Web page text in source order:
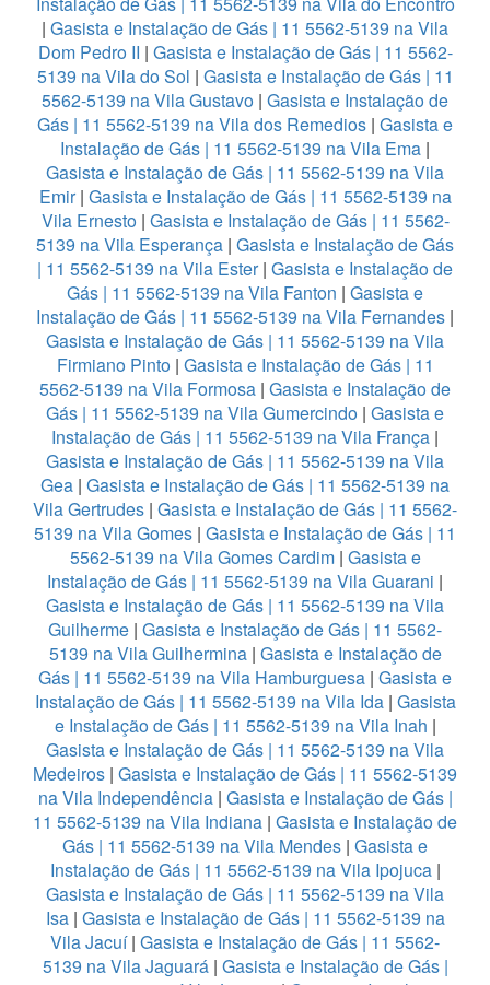
| Gasista e Instalação de Gás | 11 5562-5139 na Vila
Dom Pedro II | Gasista e Instalação de Gás | 11 5562-
5139 na Vila do Sol | Gasista e Instalação de Gás | 11
5562-5139 na Vila Gustavo | Gasista e Instalação de
Gás | 11 5562-5139 na Vila dos Remedios | Gasista e
Instalação de Gás | 11 5562-5139 na Vila Ema |
Gasista e Instalação de Gás | 11 5562-5139 na Vila
Emir| Gasista e Instalação de Gás | 11 5562-5139 na
Vila Ernesto| Gasista e Instalação de Gás | 11 5562-
5139 na Vila Esperança | Gasista e Instalação de Gás
| 11 5562-5139 na Vila Ester| Gasista e Instalação de
Gás | 11 5562-5139 na Vila Fanton | Gasista e
Instalação de Gás | 11 5562-5139 na Vila Fernandes |
Gasista e Instalação de Gás | 11 5562-5139 na Vila
Firmiano Pinto| Gasista e Instalação de Gás | 11
5562-5139 na Vila Formosa | Gasista e Instalação de
Gás | 11 5562-5139 na Vila Gumercindo | Gasista e
Instalação de Gás | 11 5562-5139 na Vila França |
Gasista e Instalação de Gás | 11 5562-5139 na Vila
Gea | Gasista e Instalação de Gás | 11 5562-5139 na
Vila Gertrudes | Gasista e Instalação de Gás | 11 5562-
5139 na Vila Gomes | Gasista e Instalação de Gás | 11
5562-5139 na Vila Gomes Cardim| Gasista e
Instalação de Gás | 11 5562-5139 na Vila Guarani |
Gasista e Instalação de Gás | 11 5562-5139 na Vila
Guilherme | Gasista e Instalação de Gás | 11 5562-
5139 na Vila Guilhermina| Gasista e Instalação de
Gás | 11 5562-5139 na Vila Hamburguesa | Gasista e
Instalação de Gás | 11 5562-5139 na Vila Ida| Gasista
e Instalação de Gás | 11 5562-5139 na Vila Inah |
Gasista e Instalação de Gás | 11 5562-5139 na Vila
Medeiros | Gasista e Instalação de Gás | 11 5562-5139
na Vila Independência| Gasista e Instalação de Gás |
11 5562-5139 na Vila Indiana | Gasista e Instalação de
Gás | 11 5562-5139 na Vila Mendes | Gasista e
Instalação de Gás | 11 5562-5139 na Vila Ipojuca|
Gasista e Instalação de Gás | 11 5562-5139 na Vila
Isa| Gasista e Instalação de Gás | 11 5562-5139 na
Vila Jacuí| Gasista e Instalação de Gás | 11 5562-
5139 na Vila Jaguará| Gasista e Instalação de Gás |